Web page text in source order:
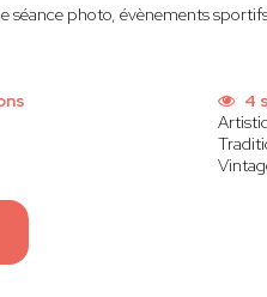
séance photo, évènements
4